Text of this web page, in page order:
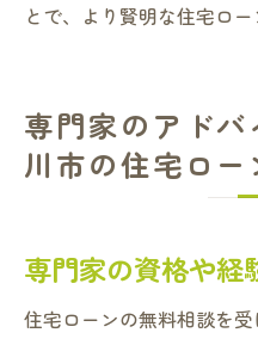
とで、より賢明な住宅ロー
専門家のアド
川市の住宅ロ
専門家の資格や経
住宅ローンの無料相談を受